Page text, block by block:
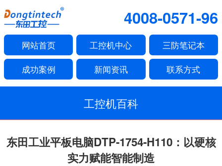
4008-0571-96
网站首页 工控机中心 三防笔记本
成功案例 新闻资讯 联系方式
工控机百科
东田工业平板电脑DTP-1754-H110：以硬核
实力赋能智能制造